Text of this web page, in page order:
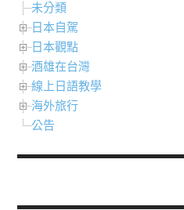
未分類
日本自駕
日本觀點
酒雄在台灣
線上日語教學
海外旅行
公告